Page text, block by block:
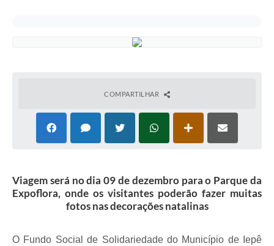
Veículos paralisados
Orçamento Participativo
COMPARTILHAR
Viagem será no dia 09 de dezembro para o Parque da
Expoflora, onde os visitantes poderão fazer muitas
fotos nas decorações natalinas
O Fundo Social de Solidariedade do Município de Iepê